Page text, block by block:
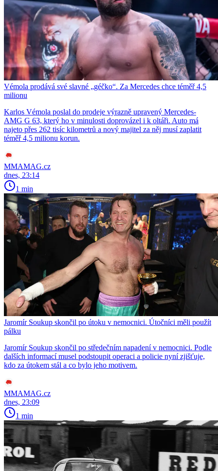
Vémola prodává své slavné „géčko“. Za Mercedes chce téměř 4,5
milionu
Karlos Vémola poslal do prodeje výrazně upravený Mercedes-
AMG G 63, který ho v minulosti doprovázel i k oltáři. Auto má
najeto přes 262 tisíc kilometrů a nový majitel za něj musí zaplatit
téměř 4,5 milionu korun.
MMAMAG.cz
dnes, 23:14
1 min
Jaromír Soukup skončil po útoku v nemocnici. Útočníci měli použít
pálku
Jaromír Soukup skončil po středečním napadení v nemocnici. Podle
dalších informací musel podstoupit operaci a policie nyní zjišťuje,
kdo za útokem stál a co bylo jeho motivem.
MMAMAG.cz
dnes, 23:09
1 min